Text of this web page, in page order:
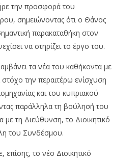
την προσφορά του
σημειώνοντας ότι ο Θάνος
παρακαταθήκη στον
να στηρίζει το έργο του.
τα νέα του καθήκοντα με
την περαιτέρω ενίσχυση
και του κυπριακού
παράλληλα τη βούλησή του
με τη Διεύθυνση, το Διοικητικό
του Συνδέσμου.
το νέο Διοικητικό